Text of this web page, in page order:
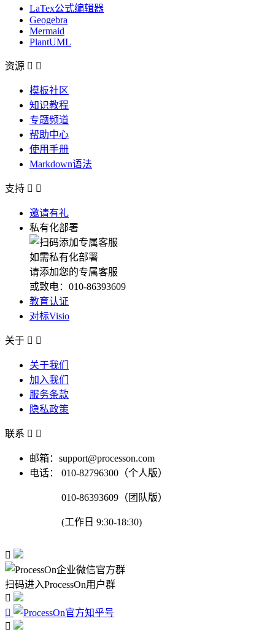
LaTex公式编辑器
Geogebra
Mermaid
PlantUML
资源  
模板社区
知识教程
专题频道
帮助中心
使用手册
Markdown语法
支持  
邀请有礼
私有化部署
如需私有化部署
请添加您的专属客服
或致电：010-86393609
教育认证
对标Visio
关于  
关于我们
加入我们
服务条款
隐私政策
联系  
邮箱：support@processon.com
电话：
010-82796300（个人版）
010-86393609（团队版）
(工作日 9:30-18:30)

扫码进入ProcessOn用户群


